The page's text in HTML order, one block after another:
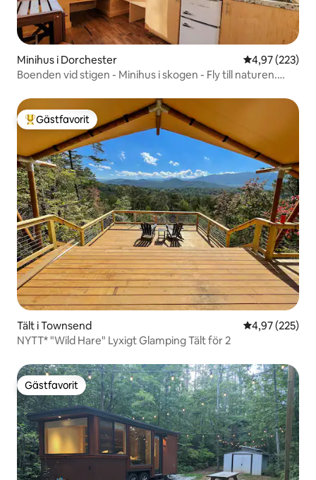
Minihus i Dorchester 4,97 av 5 i
4,97 (223)
Boenden vid stigen - Minihus i skogen - Fly till naturen.
Populär gästfavorit
Gästfavorit
Tält i Townsend 4,97 av 5 i
4,97 (225)
NYTT* "Wild Hare" Lyxigt Glamping Tält för 2
Gästfavorit
Gästfavorit